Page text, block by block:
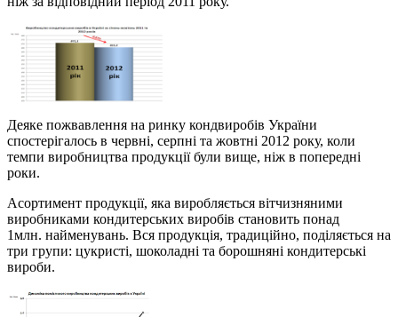
Деяке пожвавлення на ринку кондвиробів України
спостерігалось в червні, серпні та жовтні 2012 року, коли
темпи виробництва продукції були вище, ніж в попередні
роки.
Асортимент продукції, яка виробляється вітчизняними
виробниками кондитерських виробів становить понад
1млн. найменувань. Вся продукція, традиційно, поділяється на
три групи: цукристі, шоколадні та борошняні кондитерські
вироби.